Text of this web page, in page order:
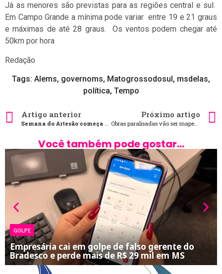
Já as menores são previstas para as regiões central e sul.
Em Campo Grande a mínima pode variar entre 19 e 21 graus
e máximas de até 28 graus. Os ventos podem chegar até
50km por hora
Redação
Tags: Alems, governoms, Matogrossodosul, msdelas,
política, Tempo
Artigo anterior Próximo artigo
Obras paralisadas vão ser mapeadas por plataforma virtual
Você também pode gostar...
GOLPE
Empresária cai em golpe de falso gerente do
Bradesco e perde mais de R$ 29 mil em MS